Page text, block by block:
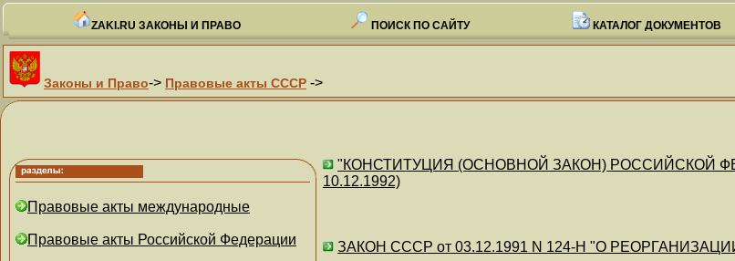
ZAKI.RU ЗАКОНЫ И ПРАВО ПОИСК ПО САЙТУ КАТАЛОГ ДОКУМЕНТОВ
Законы и Право-> Правовые акты СССР ->
Правовые акты международные
Правовые акты Российской Федерации
"КОНСТИТУЦИЯ (ОСНОВНОЙ ЗАКОН) РОССИЙСКОЙ
10.12.1992)
ЗАКОН СССР от 03.12.1991 N 124-Н "О